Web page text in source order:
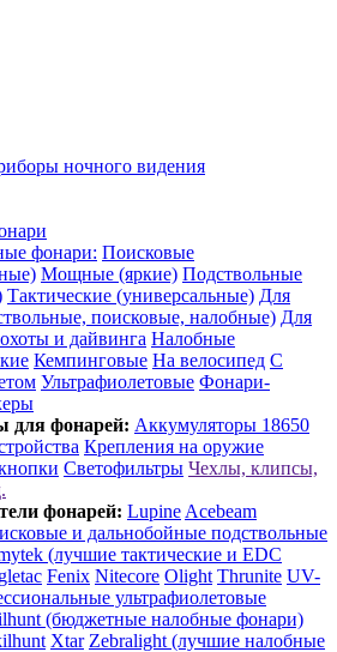
ночного видения
фонари: Поисковые
Мощные (яркие) Подствольные
Тактические (универсальные) Для
поисковые, налобные) Для
и дайвинга Налобные
Кемпинговые На велосипед С
Ультрафиолетовые Фонари-
для фонарей: Аккумуляторы 18650
Крепления на оружие
Светофильтры Чехлы, клипсы,
фонарей: Lupine Acebeam
и дальнобойные подствольные
(лучшие тактические и EDC
Fenix Nitecore Olight Thrunite UV-
ультрафиолетовые
(бюджетные налобные фонари)
Xtar Zebralight (лучшие налобные